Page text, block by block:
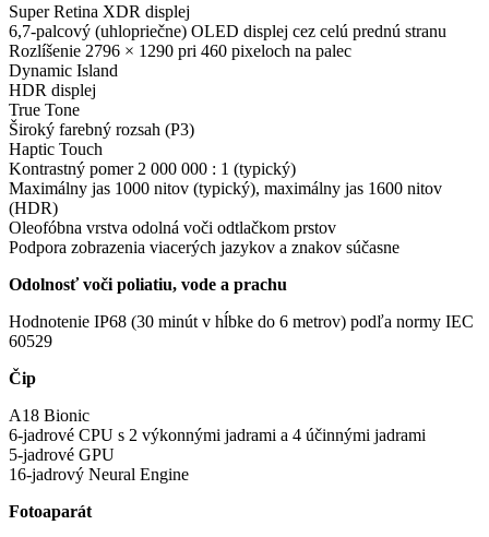
Super Retina XDR displej
6,7-palcový (uhlopriečne) OLED displej cez celú prednú stranu
Rozlíšenie 2796 × 1290 pri 460 pixeloch na palec
Dynamic Island
HDR displej
True Tone
Široký farebný rozsah (P3)
Haptic Touch
Kontrastný pomer 2 000 000 : 1 (typický)
Maximálny jas 1000 nitov (typický), maximálny jas 1600 nitov
(HDR)
Oleofóbna vrstva odolná voči odtlačkom prstov
Podpora zobrazenia viacerých jazykov a znakov súčasne
Odolnosť voči poliatiu, vode a prachu
Hodnotenie IP68 (30 minút v hĺbke do 6 metrov) podľa normy IEC
60529
Čip
A18 Bionic
6-jadrové CPU s 2 výkonnými jadrami a 4 účinnými jadrami
5-jadrové GPU
16-jadrový Neural Engine
Fotoaparát